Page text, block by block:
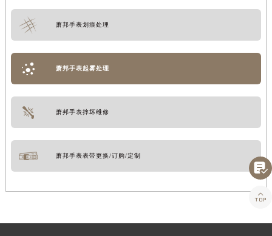
萧邦手表划痕处理
萧邦手表起雾处理
萧邦手表摔坏维修
萧邦手表表带更换/订购/定制

